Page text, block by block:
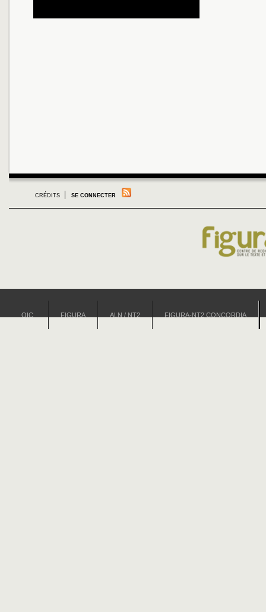
CRÉDITS SE CONNECTER
OIC FIGURA ALN / NT2 FIGURA-NT2 CONCORDIA